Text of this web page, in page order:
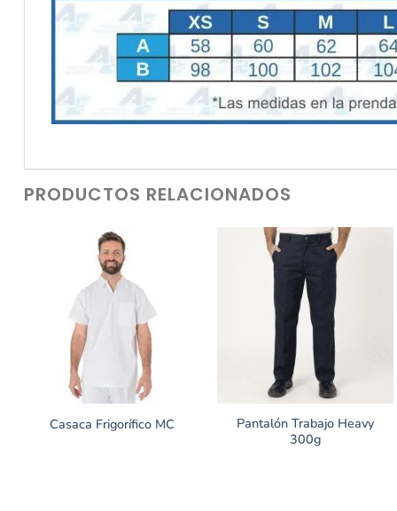
PRODUCTOS RELACIONADOS
Casaca Frigorífico MC
Pantalón Trabajo Heavy
300g